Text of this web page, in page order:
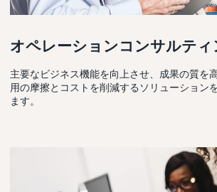
オペレーションコンサルティ
主要なビジネス機能を向上させ、成果の質を
用の摩擦とコストを削減するソリューション
ます。